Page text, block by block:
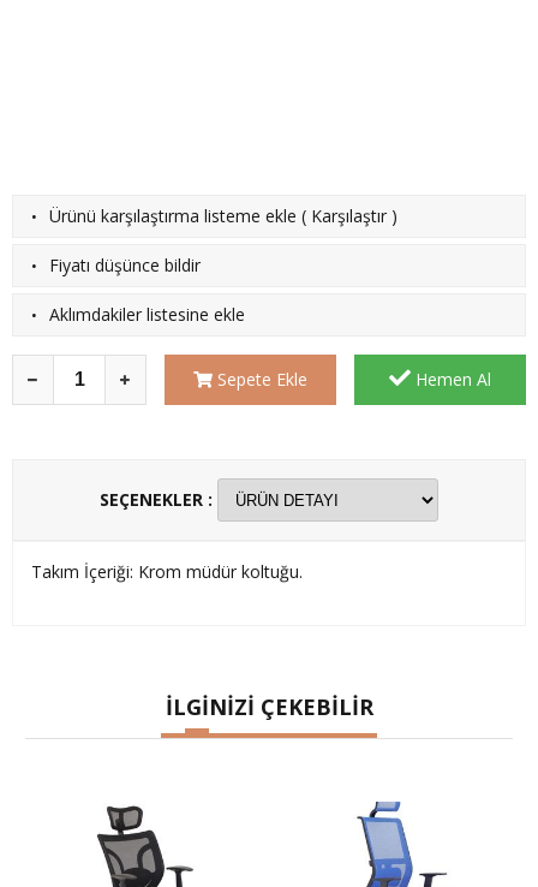
· Ürünü karşılaştırma listeme ekle ( Karşılaştır )
· Fiyatı düşünce bildir
· Aklımdakiler listesine ekle
Sepete Ekle Hemen Al
SEÇENEKLER :
Takım İçeriği: Krom müdür koltuğu.
İLGİNİZİ ÇEKEBİLİR